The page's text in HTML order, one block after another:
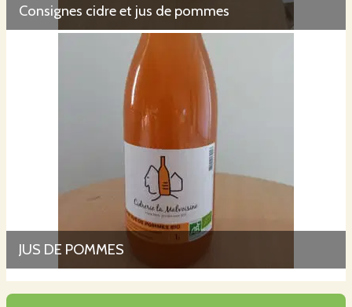
Consignes cidre et jus de pommes
JUS DE POMMES